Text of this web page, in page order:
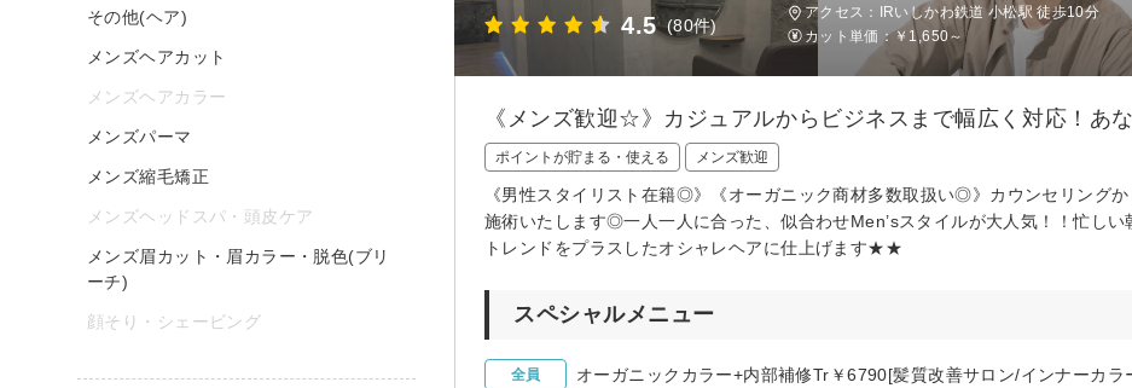
4.5 (80件)
アクセス：IRいしかわ鉄道 小松駅 徒歩10分
カット単価：￥1,650～
《メンズ歓迎☆》カジュアルからビジネスまで幅広く対応！あ
ポイントが貯まる・使える メンズ歓迎
《男性スタイリスト在籍◎》《オーガニック商材多数取扱い◎》カウンセリング
施術いたします◎一人一人に合った、似合わせMen’sスタイルが大人気！！忙し
トレンドをプラスしたオシャレヘアに仕上げます★★
スペシャルメニュー
全員 オーガニックカラー+内部補修Tr￥6790[髪質改善サロン/インナーカラ
その他(ヘア)
メンズヘアカット
メンズヘアカラー
メンズパーマ
メンズ縮毛矯正
メンズヘッドスパ・頭皮ケア
メンズ眉カット・眉カラー・脱色(ブリ
ーチ)
顔そり・シェービング